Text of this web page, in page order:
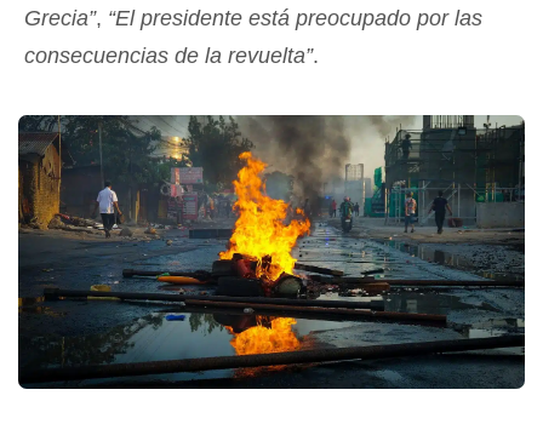
Grecia”, “El presidente está preocupado por las
consecuencias de la revuelta”.